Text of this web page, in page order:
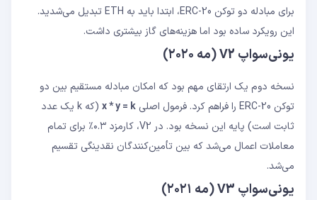
برای مبادله دو توکن ERC-20، ابتدا باید به ETH تبدیل می‌شدید.
این رویکرد ساده بود اما هزینه‌های گاز بیشتری داشت.
یونی‌سواپ V2 (مه ۲۰۲۰)
نسخه دوم یک ارتقای مهم بود که امکان مبادله مستقیم بین دو
توکن ERC-20 را فراهم کرد. فرمول اصلی
x * y = k
(که k یک عدد
ثابت است) پایه این نسخه بود. در V2، کارمزد ۰.۳٪ برای تمام
معاملات اعمال می‌شد که بین تأمین‌کنندگان نقدینگی تقسیم
می‌شد.
یونی‌سواپ V3 (مه ۲۰۲۱)